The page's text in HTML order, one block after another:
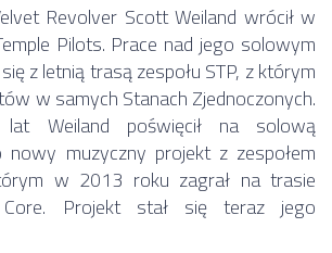
Revolver Scott Weiland wrócił w
Pilots. Prace nad jego solowym
z letnią trasą zespołu STP, z którym
w samych Stanach Zjednoczonych.
lat Weiland poświęcił na solową
muzyczny projekt z zespołem
w 2013 roku zagrał na trasie
Projekt stał się teraz jego